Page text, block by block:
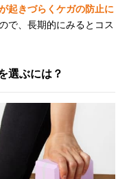
起きづらくケガの防止に
で、長期的にみるとコス
選ぶには？